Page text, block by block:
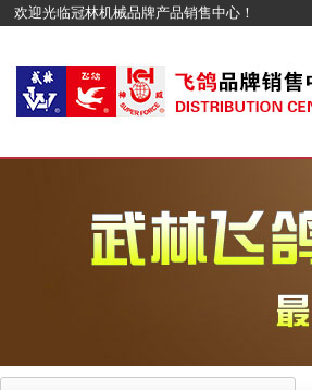
欢迎光临冠林机械品牌产品销售中心！